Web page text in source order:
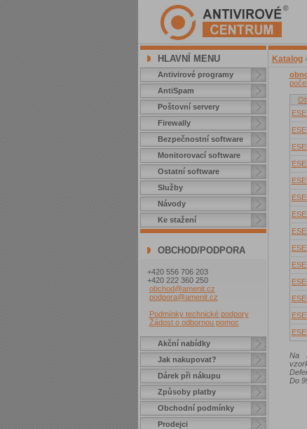
HLAVNÍ MENU
Antivirové programy
AntiSpam
Poštovní servery
Firewally
Bezpečnostní software
Monitorovací software
Ostatní software
Služby
Návody
Ke stažení
OBCHOD/PODPORA
+420 556 706 203
+420 222 360 250
obchod@amenit.cz
podpora@amenit.cz
Podmínky technické podpory
Žádost o odbornou pomoc
Akční nabídky
Jak nakupovat?
Dárek při nákupu
Způsoby platby
Obchodní podmínky
Prodejci
Katalog
Na
Do